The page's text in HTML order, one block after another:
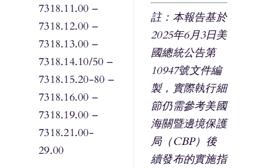
7318.11.00 –
7318.12.00 –
7318.13.00 –
7318.14.10/50 –
7318.15.20-80 –
7318.16.00 –
7318.19.00 –
7318.21.00-
29.00
註：本報告基於
2025年6月3日美
國總統公告第
10947號文件編
製，實際執行細
節仍需參考美國
海關暨邊境保護
局（CBP）後
續發布的實施指